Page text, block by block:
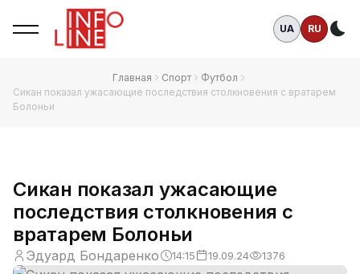
UA RU
Главная Спорт
Футбол
Сикан показал ужасающие последствия столкновения с вратарем
Болоньи
Сикан показал ужасающие
последствия столкновения с
вратарем Болоньи
Эдуард Бондаренко 14:15 19.09.24 1376